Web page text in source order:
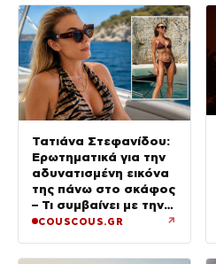
Τατιάνα Στεφανίδου:
Ερωτηματικά για την
αδυνατισμένη εικόνα
της πάνω στο σκάφος
– Τι συμβαίνει με την
υγεία της;
COUSCOUS.GR ↗